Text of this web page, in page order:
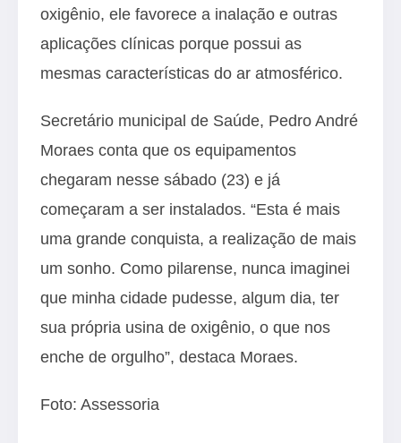
oxigênio, ele favorece a inalação e outras
aplicações clínicas porque possui as
mesmas características do ar atmosférico.
Secretário municipal de Saúde, Pedro André
Moraes conta que os equipamentos
chegaram nesse sábado (23) e já
começaram a ser instalados. “Esta é mais
uma grande conquista, a realização de mais
um sonho. Como pilarense, nunca imaginei
que minha cidade pudesse, algum dia, ter
sua própria usina de oxigênio, o que nos
enche de orgulho”, destaca Moraes.
Foto: Assessoria